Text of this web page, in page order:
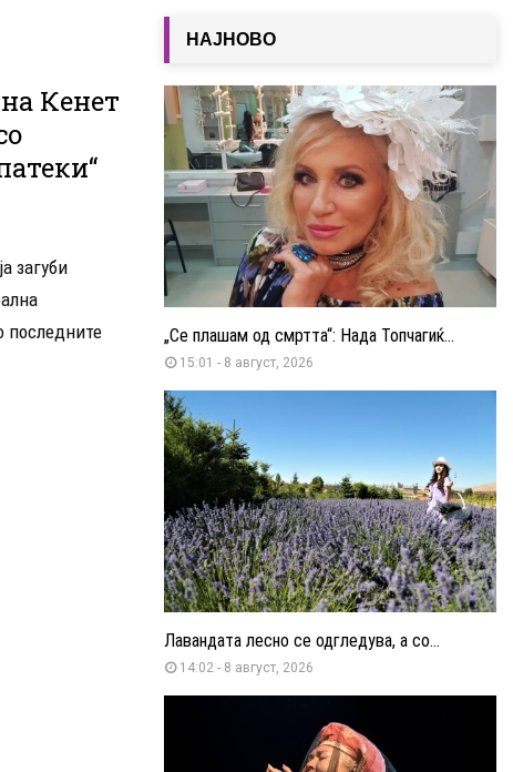
Кенет
загуби
последните
НАЈНОВО
„Се плашам од смртта“: Нада Топчагиќ...
15:01 - 8 август, 2026
Лавандата лесно се одгледува, а со...
14:02 - 8 август, 2026